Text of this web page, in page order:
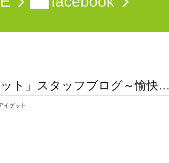
ット」スタッフブログ～愉快…
イゲット